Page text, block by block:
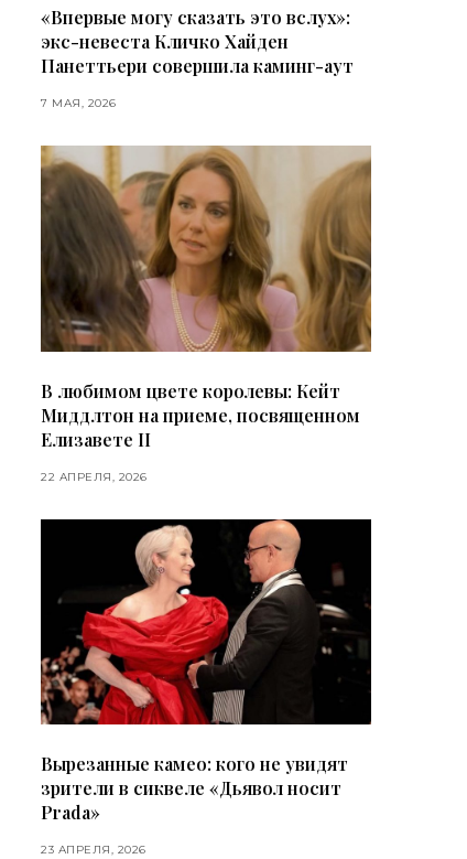
«Впервые могу сказать это вслух»:
экс-невеста Кличко Хайден
Панеттьери совершила каминг-аут
7 МАЯ, 2026
В любимом цвете королевы: Кейт
Миддлтон на приеме, посвященном
Елизавете II
22 АПРЕЛЯ, 2026
Вырезанные камео: кого не увидят
зрители в сиквеле «Дьявол носит
Prada»
23 АПРЕЛЯ, 2026